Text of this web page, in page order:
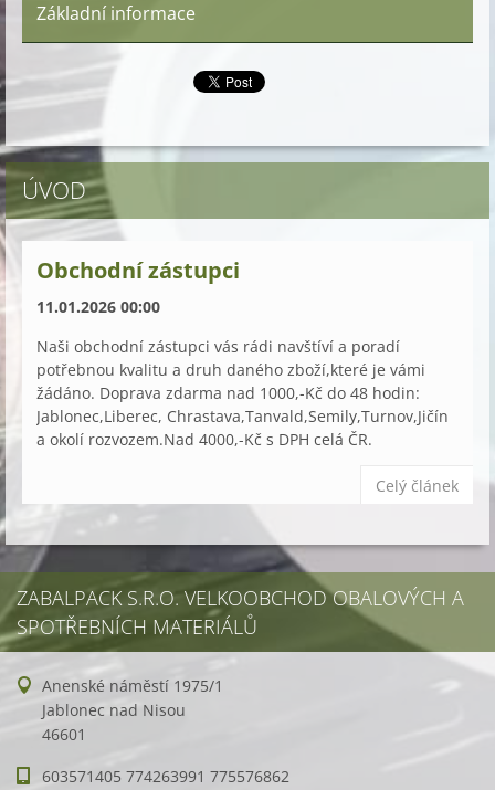
Základní informace
ÚVOD
Obchodní zástupci
11.01.2026 00:00
Naši obchodní zástupci vás rádi navštíví a poradí
potřebnou kvalitu a druh daného zboží,které je vámi
žádáno. Doprava zdarma nad 1000,-Kč do 48 hodin:
Jablonec,Liberec, Chrastava,Tanvald,Semily,Turnov,Jičín
a okolí rozvozem.Nad 4000,-Kč s DPH celá ČR.
Celý článek
ZABALPACK S.R.O. VELKOOBCHOD OBALOVÝCH A
SPOTŘEBNÍCH MATERIÁLŮ
Anenské náměstí 1975/1
Jablonec nad Nisou
46601
603571405 774263991 775576862